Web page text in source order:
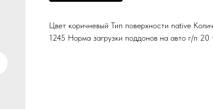
Цвет коричневый Тип поверхности native
1245 Норма загрузки поддонов на авто г/п